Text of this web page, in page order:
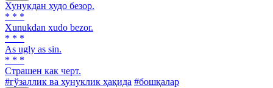
Хунукдан худо безор.
* * *
Xunukdan хudo bezor.
* * *
As ugly as sin.
* * *
Страшен как черт.
#гўзаллик ва хунуклик ҳақида #бошқалар